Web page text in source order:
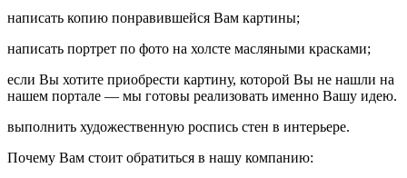
написать копию понравившейся Вам картины;
написать портрет по фото на холсте масляными красками;
если Вы хотите приобрести картину, которой Вы не нашли на
нашем портале — мы готовы реализовать именно Вашу идею.
выполнить художественную роспись стен в интерьере.
Почему Вам стоит обратиться в нашу компанию: